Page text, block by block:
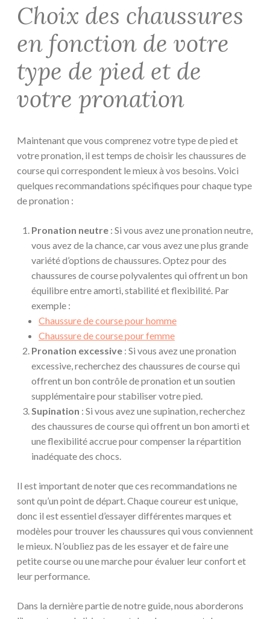
Choix des chaussures
en fonction de votre
type de pied et de
votre pronation
Maintenant que vous comprenez votre type de pied et
votre pronation, il est temps de choisir les chaussures de
course qui correspondent le mieux à vos besoins. Voici
quelques recommandations spécifiques pour chaque type
de pronation :
Pronation neutre : Si vous avez une pronation neutre,
vous avez de la chance, car vous avez une plus grande
variété d’options de chaussures. Optez pour des
chaussures de course polyvalentes qui offrent un bon
équilibre entre amorti, stabilité et flexibilité. Par
exemple :
Chaussure de course pour homme
Chaussure de course pour femme
Pronation excessive : Si vous avez une pronation
excessive, recherchez des chaussures de course qui
offrent un bon contrôle de pronation et un soutien
supplémentaire pour stabiliser votre pied.
Supination : Si vous avez une supination, recherchez
des chaussures de course qui offrent un bon amorti et
une flexibilité accrue pour compenser la répartition
inadéquate des chocs.
Il est important de noter que ces recommandations ne
sont qu’un point de départ. Chaque coureur est unique,
donc il est essentiel d’essayer différentes marques et
modèles pour trouver les chaussures qui vous conviennent
le mieux. N’oubliez pas de les essayer et de faire une
petite course ou une marche pour évaluer leur confort et
leur performance.
Dans la dernière partie de notre guide, nous aborderons